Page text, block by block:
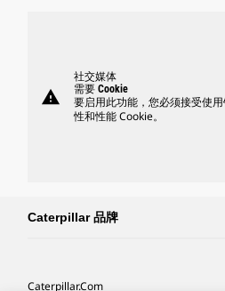
warning
社交媒体
需要 Cookie
要启用此功能，您必须接受使
性和性能 Cookie。
Caterpillar 品牌
Caterpillar.com